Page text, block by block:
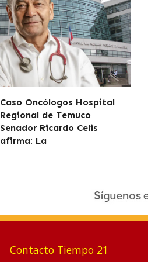
Caso Oncólogos Hospital
Regional de Temuco
Senador Ricardo Celis
afirma: La
Contacto Tiempo 21